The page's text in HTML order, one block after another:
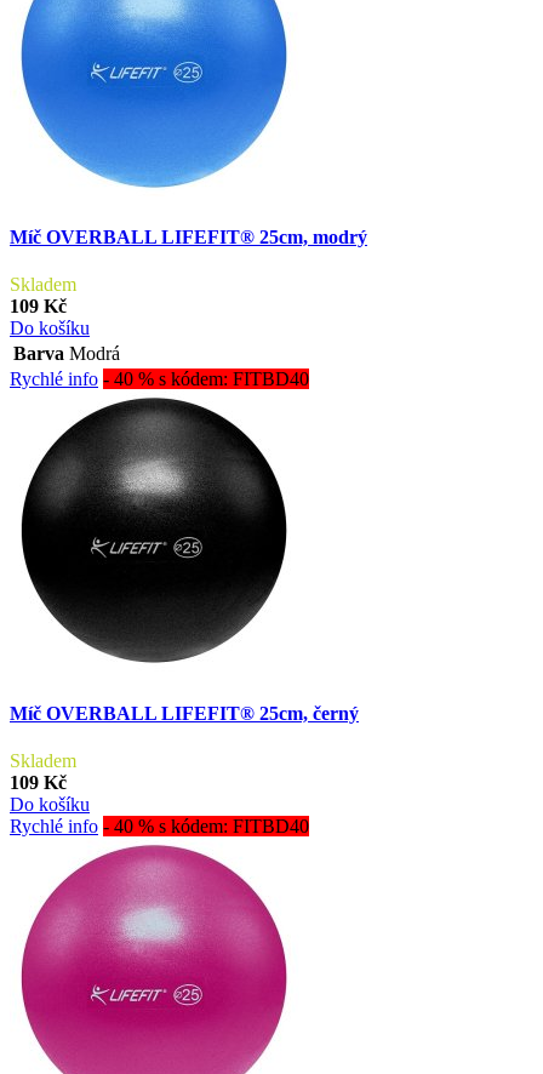
Míč OVERBALL LIFEFIT® 25cm, modrý
Skladem
109 Kč
Do košíku
Barva Modrá
Rychlé info - 40 % s kódem: FITBD40
Míč OVERBALL LIFEFIT® 25cm, černý
Skladem
109 Kč
Do košíku
Rychlé info - 40 % s kódem: FITBD40